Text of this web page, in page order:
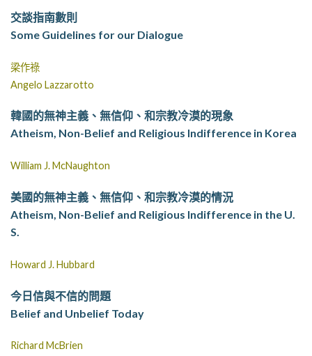
交談指南數則
Some Guidelines for our Dialogue
梁作祿
Angelo Lazzarotto
韓國的無神主義、無信仰、和宗教冷漠的現象
Atheism, Non-Belief and Religious Indifference in Korea
William J. McNaughton
美國的無神主義、無信仰、和宗教冷漠的情況
Atheism, Non-Belief and Religious Indifference in the U.
S.
Howard J. Hubbard
今日信與不信的問題
Belief and Unbelief Today
Richard McBrien